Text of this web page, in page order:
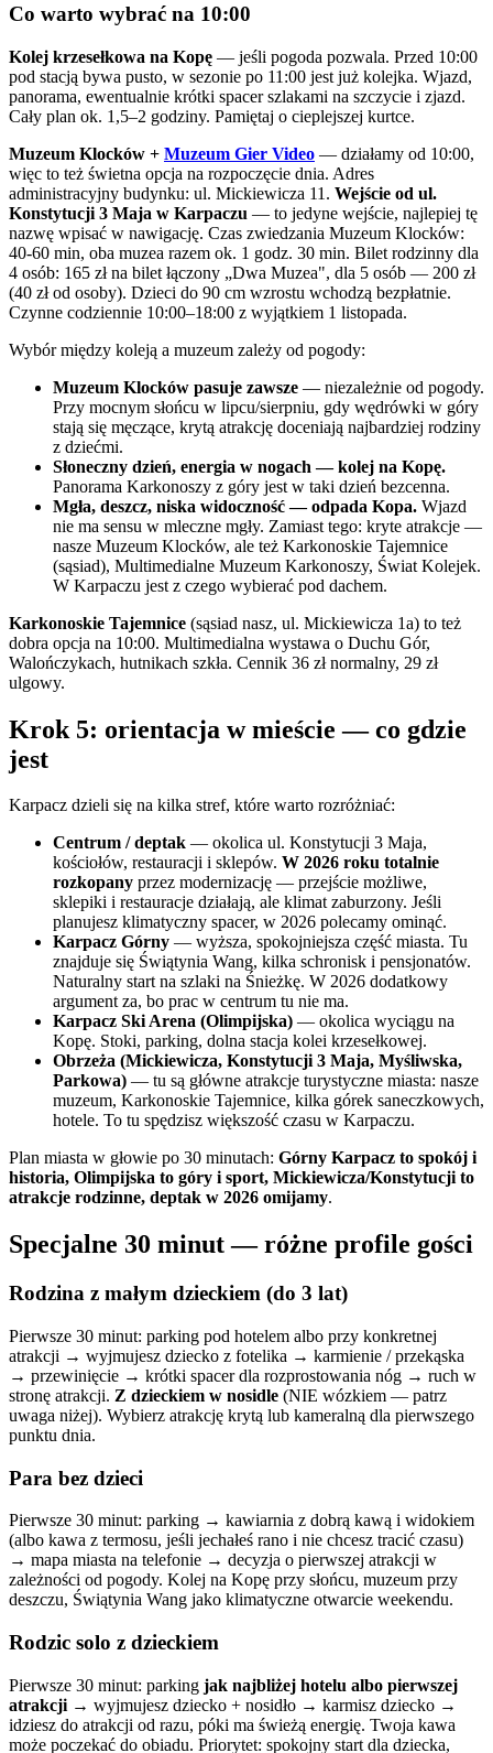
Co warto wybrać na 10:00
Kolej krzesełkowa na Kopę — jeśli pogoda pozwala. Przed 10:00
pod stacją bywa pusto, w sezonie po 11:00 jest już kolejka. Wjazd,
panorama, ewentualnie krótki spacer szlakami na szczycie i zjazd.
Cały plan ok. 1,5–2 godziny. Pamiętaj o cieplejszej kurtce.
Muzeum Klocków + Muzeum Gier Video — działamy od 10:00,
więc to też świetna opcja na rozpoczęcie dnia. Adres
administracyjny budynku: ul. Mickiewicza 11. Wejście od ul.
Konstytucji 3 Maja w Karpaczu — to jedyne wejście, najlepiej tę
nazwę wpisać w nawigację. Czas zwiedzania Muzeum Klocków:
40-60 min, oba muzea razem ok. 1 godz. 30 min. Bilet rodzinny dla
4 osób: 165 zł na bilet łączony „Dwa Muzea", dla 5 osób — 200 zł
(40 zł od osoby). Dzieci do 90 cm wzrostu wchodzą bezpłatnie.
Czynne codziennie 10:00–18:00 z wyjątkiem 1 listopada.
Wybór między koleją a muzeum zależy od pogody:
Muzeum Klocków pasuje zawsze — niezależnie od pogody.
Przy mocnym słońcu w lipcu/sierpniu, gdy wędrówki w góry
stają się męczące, krytą atrakcję doceniają najbardziej rodziny
z dziećmi.
Słoneczny dzień, energia w nogach — kolej na Kopę.
Panorama Karkonoszy z góry jest w taki dzień bezcenna.
Mgła, deszcz, niska widoczność — odpada Kopa. Wjazd
nie ma sensu w mleczne mgły. Zamiast tego: kryte atrakcje —
nasze Muzeum Klocków, ale też Karkonoskie Tajemnice
(sąsiad), Multimedialne Muzeum Karkonoszy, Świat Kolejek.
W Karpaczu jest z czego wybierać pod dachem.
Karkonoskie Tajemnice (sąsiad nasz, ul. Mickiewicza 1a) to też
dobra opcja na 10:00. Multimedialna wystawa o Duchu Gór,
Walończykach, hutnikach szkła. Cennik 36 zł normalny, 29 zł
ulgowy.
Krok 5: orientacja w mieście — co gdzie
jest
Karpacz dzieli się na kilka stref, które warto rozróżniać:
Centrum / deptak — okolica ul. Konstytucji 3 Maja,
kościołów, restauracji i sklepów. W 2026 roku totalnie
rozkopany przez modernizację — przejście możliwe,
sklepiki i restauracje działają, ale klimat zaburzony. Jeśli
planujesz klimatyczny spacer, w 2026 polecamy ominąć.
Karpacz Górny — wyższa, spokojniejsza część miasta. Tu
znajduje się Świątynia Wang, kilka schronisk i pensjonatów.
Naturalny start na szlaki na Śnieżkę. W 2026 dodatkowy
argument za, bo prac w centrum tu nie ma.
Karpacz Ski Arena (Olimpijska) — okolica wyciągu na
Kopę. Stoki, parking, dolna stacja kolei krzesełkowej.
Obrzeża (Mickiewicza, Konstytucji 3 Maja, Myśliwska,
Parkowa) — tu są główne atrakcje turystyczne miasta: nasze
muzeum, Karkonoskie Tajemnice, kilka górek saneczkowych,
hotele. To tu spędzisz większość czasu w Karpaczu.
Plan miasta w głowie po 30 minutach: Górny Karpacz to spokój i
historia, Olimpijska to góry i sport, Mickiewicza/Konstytucji to
atrakcje rodzinne, deptak w 2026 omijamy.
Specjalne 30 minut — różne profile gości
Rodzina z małym dzieckiem (do 3 lat)
Pierwsze 30 minut: parking pod hotelem albo przy konkretnej
atrakcji → wyjmujesz dziecko z fotelika → karmienie / przekąska
→ przewinięcie → krótki spacer dla rozprostowania nóg → ruch w
stronę atrakcji. Z dzieckiem w nosidle (NIE wózkiem — patrz
uwaga niżej). Wybierz atrakcję krytą lub kameralną dla pierwszego
punktu dnia.
Para bez dzieci
Pierwsze 30 minut: parking → kawiarnia z dobrą kawą i widokiem
(albo kawa z termosu, jeśli jechałeś rano i nie chcesz tracić czasu)
→ mapa miasta na telefonie → decyzja o pierwszej atrakcji w
zależności od pogody. Kolej na Kopę przy słońcu, muzeum przy
deszczu, Świątynia Wang jako klimatyczne otwarcie weekendu.
Rodzic solo z dzieckiem
Pierwsze 30 minut: parking jak najbliżej hotelu albo pierwszej
atrakcji → wyjmujesz dziecko + nosidło → karmisz dziecko →
idziesz do atrakcji od razu, póki ma świeżą energię. Twoja kawa
może poczekać do obiadu. Priorytet: spokojny start dla dziecka,